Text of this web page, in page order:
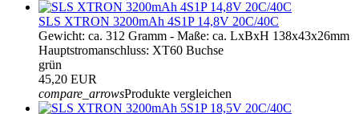
SLS XTRON 3200mAh 4S1P 14,8V 20C/40C
Gewicht: ca. 312 Gramm - Maße: ca. LxBxH 138x43x26mm
Hauptstromanschluss: XT60 Buchse
grün
45,20 EUR
compare_arrowsProdukte vergleichen